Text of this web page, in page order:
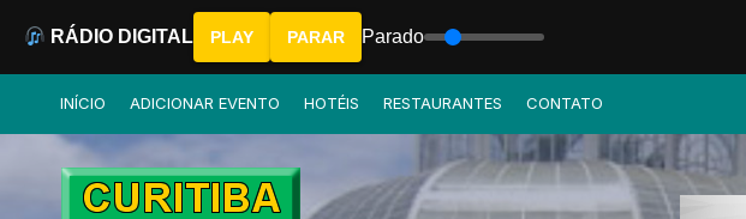
INÍCIO ADICIONAR EVENTO HOTÉIS RESTAURANTES CONTATO
RÁDIO DIGITAL PLAY PARAR Parado